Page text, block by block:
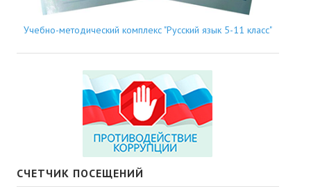
Учебно-методический комплекс "Русский язык 5-11 класс"
СЧЕТЧИК ПОСЕЩЕНИЙ